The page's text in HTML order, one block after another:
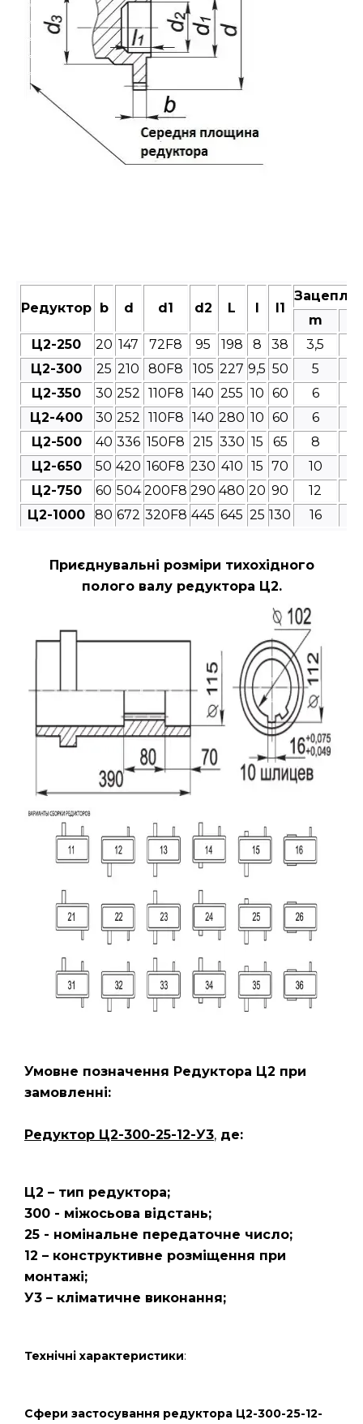
Редуктор b d d1 d2 L l1
m
Ц2-250
20 147 72F8 95 198 8 38 3,5
Ц2-300
25 210 80F8 105 227 9,5 50 5
Ц2-350
30 252 110F8 140 255 10 60 6
Ц2-400
30 252 110F8 140 280 10 60 6
Ц2-500
40 336 150F8 215 330 15 65 8
Ц2-650
50 420 160F8 230 410 15 70 10
Ц2-750
60 504 200F8 290 480 20 90 12
Ц2-1000
80 672 320F8 445 645 25 130 16
Приєднувальні розміри тихохідного
полого валу редуктора Ц2.
Умовне позначення Редуктора Ц2 при
замовленні:
Редуктор Ц2-300-25-12-У3, де:
Ц2 – тип редуктора;
300 - міжосьова відстань;
25 - номінальне передаточне число;
12 – конструктивне розміщення при
монтажі;
У3 – кліматичне виконання;
Технічні характеристики:
Сфери застосування редуктора Ц2-300-25-12-